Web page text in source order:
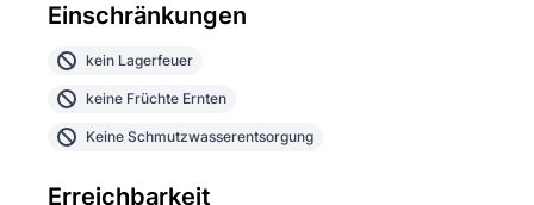
Einschränkungen
kein Lagerfeuer
keine Früchte Ernten
Keine Schmutzwasserentsorgung
Erreichbarkeit